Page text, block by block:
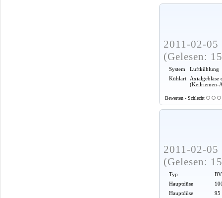
2011-02-
(Gelesen:
System
Luftkühlung
Kühlart
Axialgebläse
(Keilriemen-
Bewerten - Schlecht
2011-02-
(Gelesen:
Typ
Hauptdüse
Hauptdüse
95